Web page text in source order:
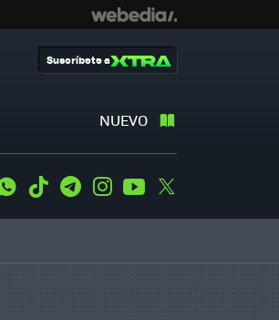
NUEVO
Suscríbete a
WhatsApp
Tiktok TelegramInstagramYoutube